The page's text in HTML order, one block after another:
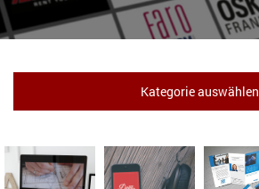
Kategorie auswählen